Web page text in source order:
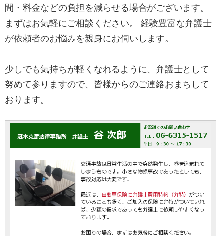
間・料金などの負担を減らせる場合がございます。
まずはお気軽にご相談ください。 経験豊富な弁護士
が依頼者のお悩みを親身にお伺いします。
少しでも気持ちが軽くなれるように、弁護士として
努めて参りますので、皆様からのご連絡おまちして
おります。